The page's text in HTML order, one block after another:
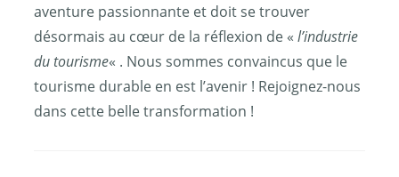
aventure passionnante et doit se trouver
désormais au cœur de la réflexion de «l’industrie
du tourisme« . Nous sommes convaincus que le
tourisme durable en est l’avenir ! Rejoignez-nous
dans cette belle transformation !